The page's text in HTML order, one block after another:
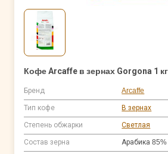
Кофе Arcaffe в зернах Gorgona 1 кг
Бренд Arcaffe
Тип кофе В зернах
Степень обжарки Светлая
Состав зерна Арабика